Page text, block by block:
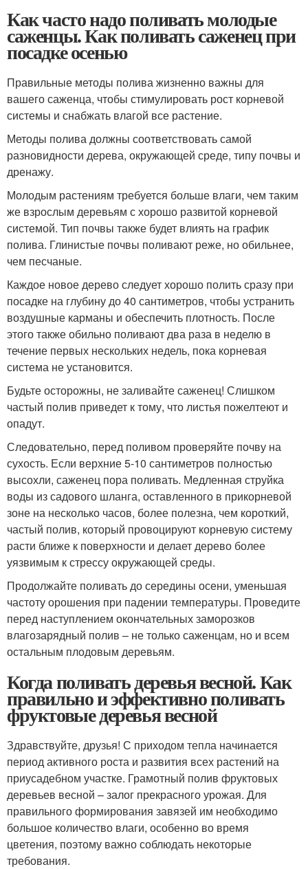
Как часто надо поливать молодые
саженцы. Как поливать саженец при
посадке осенью
Правильные методы полива жизненно важны для
вашего саженца, чтобы стимулировать рост корневой
системы и снабжать влагой все растение.
Методы полива должны соответствовать самой
разновидности дерева, окружающей среде, типу почвы и
дренажу.
Молодым растениям требуется больше влаги, чем таким
же взрослым деревьям с хорошо развитой корневой
системой. Тип почвы также будет влиять на график
полива. Глинистые почвы поливают реже, но обильнее,
чем песчаные.
Каждое новое дерево следует хорошо полить сразу при
посадке на глубину до 40 сантиметров, чтобы устранить
воздушные карманы и обеспечить плотность. После
этого также обильно поливают два раза в неделю в
течение первых нескольких недель, пока корневая
система не установится.
Будьте осторожны, не заливайте саженец! Слишком
частый полив приведет к тому, что листья пожелтеют и
опадут.
Следовательно, перед поливом проверяйте почву на
сухость. Если верхние 5-10 сантиметров полностью
высохли, саженец пора поливать. Медленная струйка
воды из садового шланга, оставленного в прикорневой
зоне на несколько часов, более полезна, чем короткий,
частый полив, который провоцируют корневую систему
расти ближе к поверхности и делает дерево более
уязвимым к стрессу окружающей среды.
Продолжайте поливать до середины осени, уменьшая
частоту орошения при падении температуры. Проведите
перед наступлением окончательных заморозков
влагозарядный полив – не только саженцам, но и всем
остальным плодовым деревьям.
Когда поливать деревья весной. Как
правильно и эффективно поливать
фруктовые деревья весной
Здравствуйте, друзья! С приходом тепла начинается
период активного роста и развития всех растений на
приусадебном участке. Грамотный полив фруктовых
деревьев весной – залог прекрасного урожая. Для
правильного формирования завязей им необходимо
большое количество влаги, особенно во время
цветения, поэтому важно соблюдать некоторые
требования.